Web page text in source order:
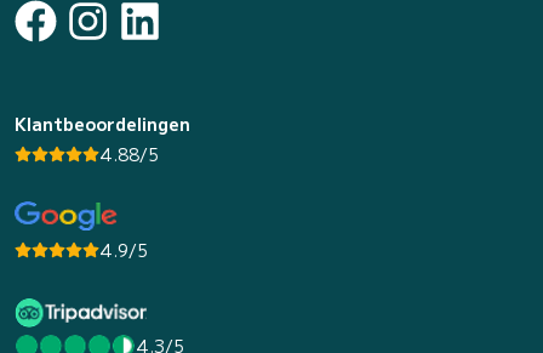
Klantbeoordelingen
4.88/5
4.9/5
4.3/5